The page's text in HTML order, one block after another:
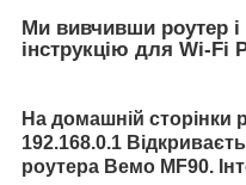
Ми вивчивши роутер
інструкцію для Wi-Fi
На домашній сторінки
192.168.0.1
роутера Вемо MF90.